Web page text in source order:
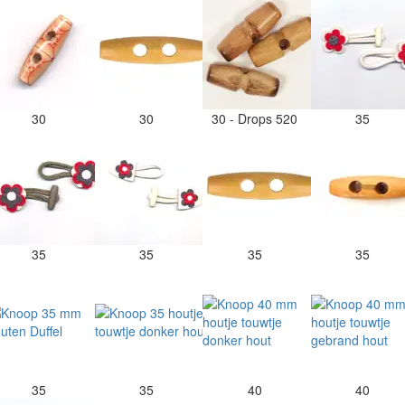
30 30 30 - Drops 520 35
35 35 35 35
35 35 40 40